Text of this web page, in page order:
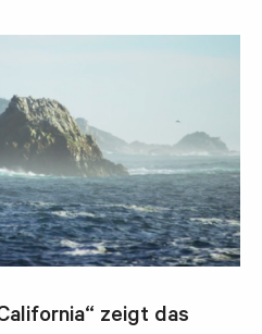
zeigt das